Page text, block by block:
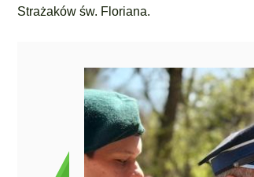
Strażaków św. Floriana.